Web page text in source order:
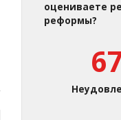
оцениваете
реформы?